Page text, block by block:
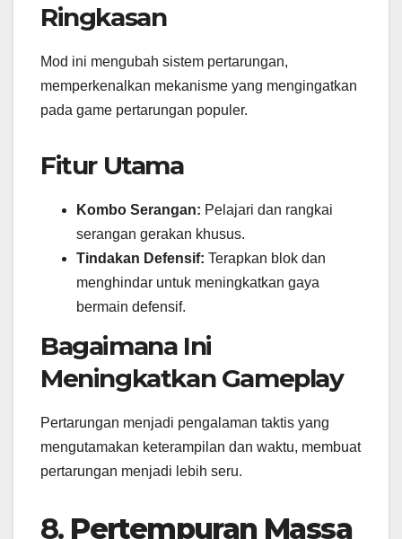
Ringkasan
Mod ini mengubah sistem pertarungan,
memperkenalkan mekanisme yang mengingatkan
pada game pertarungan populer.
Fitur Utama
Kombo Serangan: Pelajari dan rangkai
serangan gerakan khusus.
Tindakan Defensif: Terapkan blok dan
menghindar untuk meningkatkan gaya
bermain defensif.
Bagaimana Ini
Meningkatkan Gameplay
Pertarungan menjadi pengalaman taktis yang
mengutamakan keterampilan dan waktu, membuat
pertarungan menjadi lebih seru.
8. Pertempuran Massa